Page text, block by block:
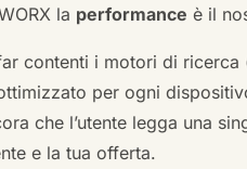
la performance è il
contenti i motori di
per ogni
che l’utente legga una
e la tua offerta.